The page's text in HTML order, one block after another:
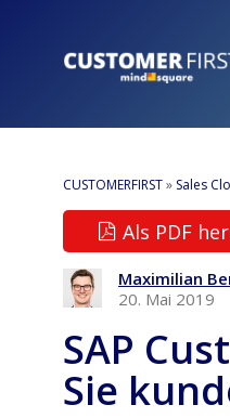
CUSTOMERFIRST» Sales
Als PDF
Maximilian
20. Mai 2019
SAP
Sie